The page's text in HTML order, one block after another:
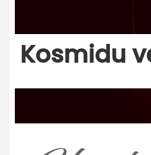
Kosmidu